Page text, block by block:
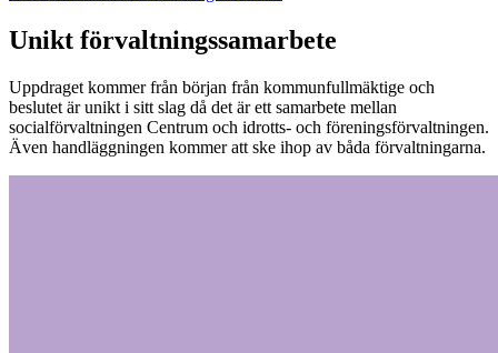
Unikt förvaltningssamarbete
Uppdraget kommer från början från kommunfullmäktige och
beslutet är unikt i sitt slag då det är ett samarbete mellan
socialförvaltningen Centrum och idrotts- och föreningsförvaltningen.
Även handläggningen kommer att ske ihop av båda förvaltningarna.